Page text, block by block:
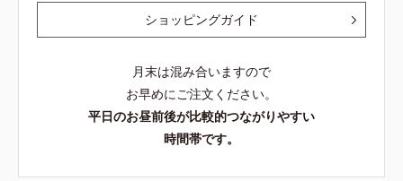
ショッピングガイド
月末は混み合いますので
お早めにご注文ください。
平日のお昼前後が比較的つながりやすい
時間帯です。